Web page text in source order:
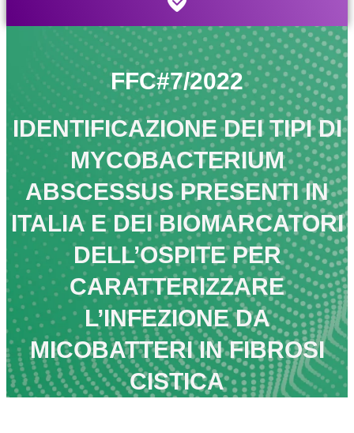
FFC#7/2022
IDENTIFICAZIONE DEI TIPI DI
MYCOBACTERIUM
ABSCESSUS PRESENTI IN
ITALIA E DEI BIOMARCATORI
DELL’OSPITE PER
CARATTERIZZARE
L’INFEZIONE DA
MICOBATTERI IN FIBROSI
CISTICA